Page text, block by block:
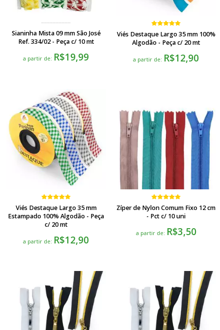
Sianinha Mista 09 mm São José
Ref. 334/02 - Peça c/ 10 mt
a partir de: R$19,99
Viés Destaque Largo 35 mm 100%
Algodão - Peça c/ 20 mt
a partir de: R$12,90
Viés Destaque Largo 35 mm
Estampado 100% Algodão - Peça
c/ 20 mt
a partir de: R$12,90
Zíper de Nylon Comum Fixo 12 cm
- Pct c/ 10 uni
a partir de: R$3,50